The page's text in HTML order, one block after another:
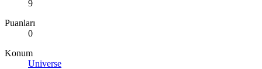
9
Puanları
0
Konum
Universe